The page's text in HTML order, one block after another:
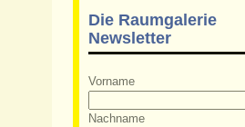
Die Raumgalerie
Newsletter
Vorname
Nachname